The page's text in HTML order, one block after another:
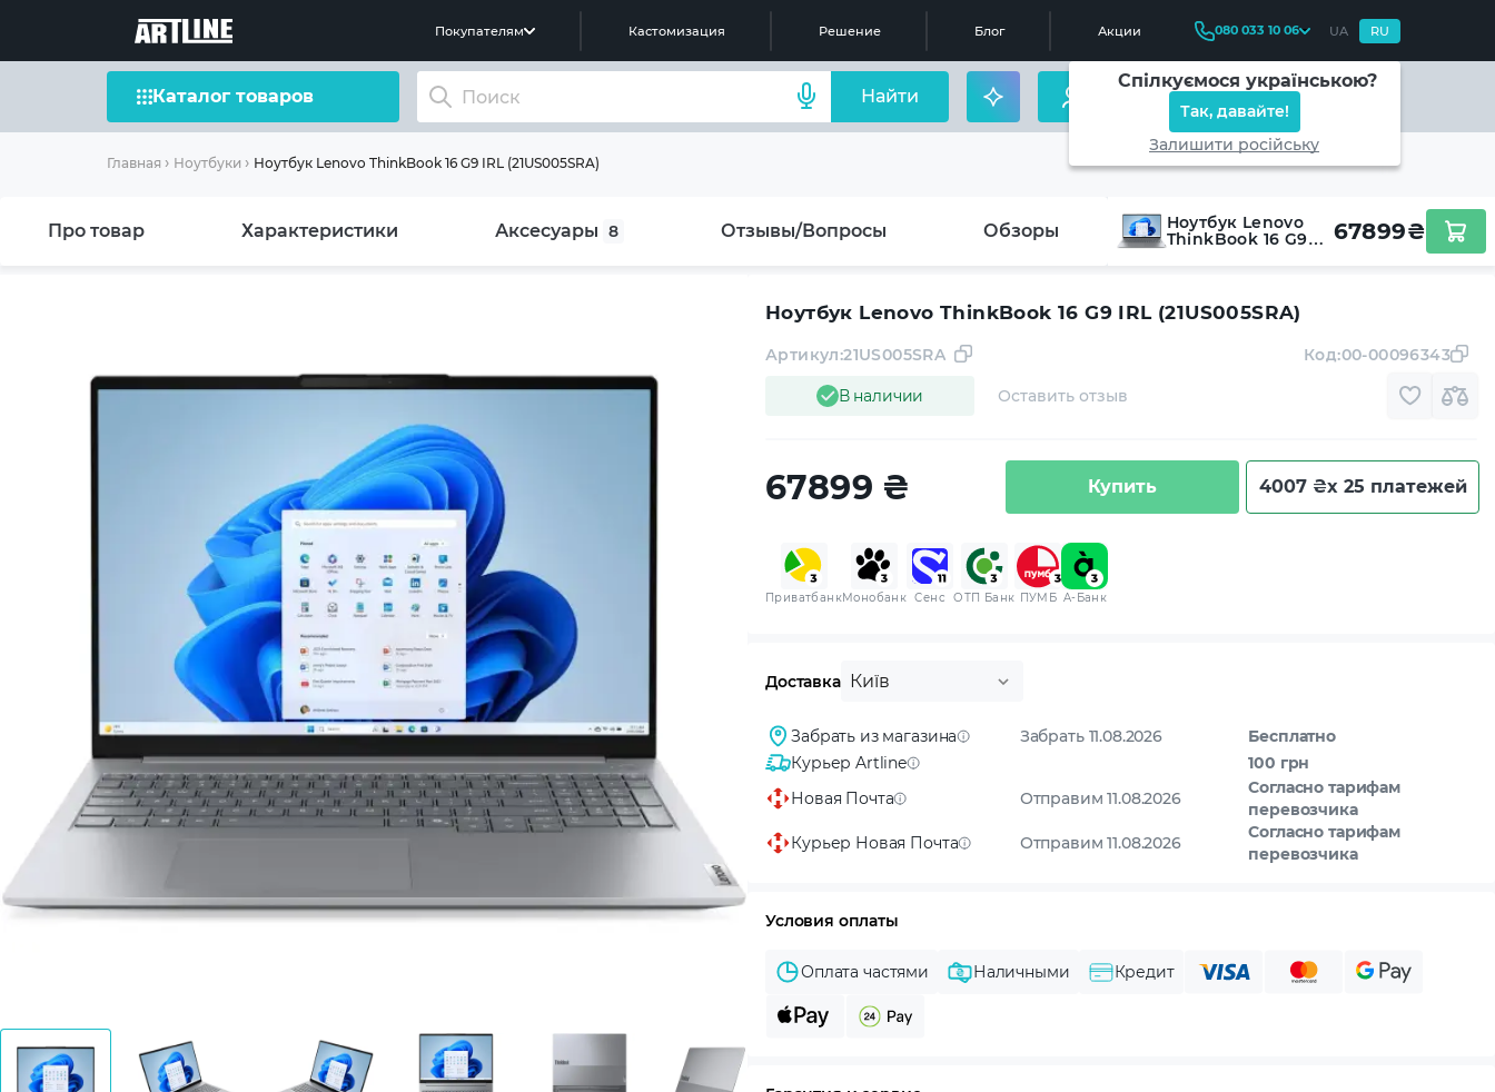
Покупателям Кастомизация Решение Блог Акции 080 033 10 06 UA RU
Спілкуємося українською?
Так, давайте!
Залишити російську
Каталог товаров Найти
Главная Ноутбуки Ноутбук Lenovo ThinkBook 16 G9 IRL (21US005SRA)
Про товар Характеристики Аксесуары 8 Отзывы/Вопросы Обзоры
Ноутбук Lenovo
ThinkBook 16 G9
67899₴
Ноутбук Lenovo ThinkBook 16 G9 IRL (21US005SRA)
В наличии
Артикул:21US005SRA
Оставить отзыв
Код:00-00096343
67899 ₴ Купить 4007 ₴x 25 платежей
ПриватбанкМонобанк Сенс ОТП Банк ПУМБ A-Банк
Доставка Київ
Забрать из магазина Забрать 11.08.2026
Бесплатно
Курьер Artline
100 грн
Новая Почта
Отправим 11.08.2026
Согласно тарифам
перевозчика
Курьер Новая Почта
Отправим 11.08.2026
Согласно тарифам
перевозчика
Условия оплаты
Оплата частями Наличными Кредит